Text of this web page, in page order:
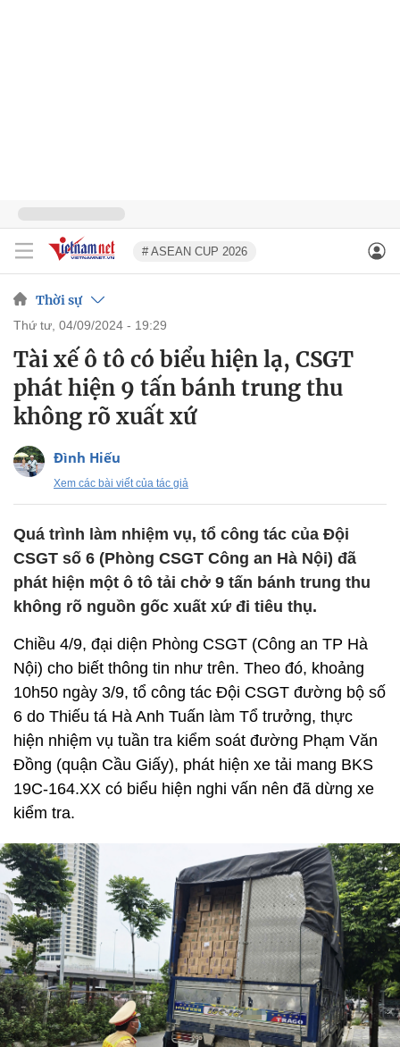
# ASEAN CUP 2026
Thời sự
thứ tư, 04/09/2024 - 19:29
Tài xế ô tô có biểu hiện lạ, CSGT
phát hiện 9 tấn bánh trung thu
không rõ xuất xứ
Đình Hiếu
Xem các bài viết của tác giả
Quá trình làm nhiệm vụ, tổ công tác của Đội
CSGT số 6 (Phòng CSGT Công an Hà Nội) đã
phát hiện một ô tô tải chở 9 tấn bánh trung thu
không rõ nguồn gốc xuất xứ đi tiêu thụ.
Chiều 4/9, đại diện Phòng CSGT (Công an TP Hà
Nội) cho biết thông tin như trên. Theo đó, khoảng
10h50 ngày 3/9, tổ công tác Đội CSGT đường bộ số
6 do Thiếu tá Hà Anh Tuấn làm Tổ trưởng, thực
hiện nhiệm vụ tuần tra kiểm soát đường Phạm Văn
Đồng (quận Cầu Giấy), phát hiện xe tải mang BKS
19C-164.XX có biểu hiện nghi vấn nên đã dừng xe
kiểm tra.